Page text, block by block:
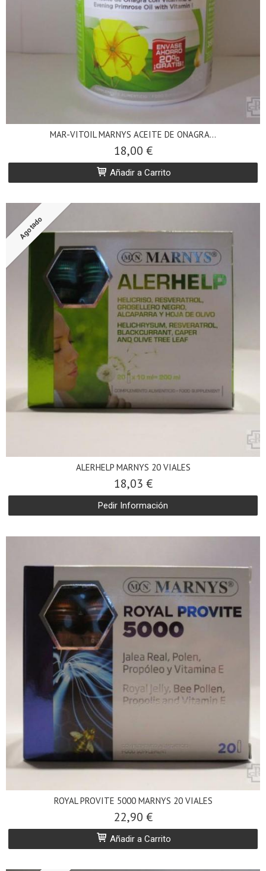
MAR-VITOIL MARNYS ACEITE DE ONAGRA...
18,00 €
Añadir a Carrito
Agotado
ALERHELP MARNYS 20 VIALES
18,03 €
Pedir Información
ROYAL PROVITE 5000 MARNYS 20 VIALES
22,90 €
Añadir a Carrito